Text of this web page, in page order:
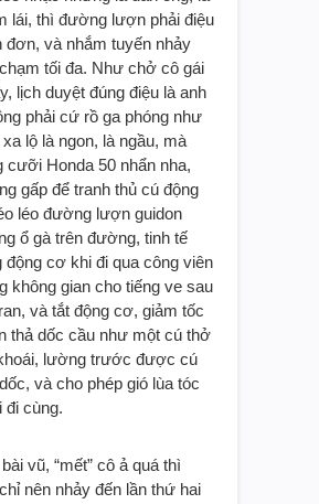
lái, thì đường lượn phải điệu
đơn, và nhắm tuyến nhảy
tối đa. Như chở cô gái
lịch duyệt đúng điệu là anh
phải cứ rồ ga phóng như
lộ là ngon, là ngầu, mà
cưỡi Honda 50 nhẩn nha,
gấp để tranh thủ cú động
léo đường lượn guidon
ổ gà trên đường, tinh tế
động cơ khi đi qua công viên
không gian cho tiếng ve sau
và tắt động cơ, giảm tốc
thả dốc cầu như một cú thở
lường trước được cú
và cho phép gió lùa tóc
đi cùng.
vũ, “mết” cô ả quá thì
nên nhảy đến lần thứ hai